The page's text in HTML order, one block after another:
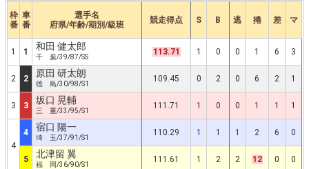
枠
番
車
番
選手名
府県/年齢/期別/級班
競走得点 S B 逃 捲 差 マ
1 1 和田 健太郎
千 葉/39/87/SS
113.71 1 0 0 1 6 3
2 2 原田 研太朗
徳 島/30/98/S1
109.45 0 2 0 6 2 1
3 3 坂口 晃輔
三 重/33/95/S1
111.71 1 0 0 1 1 1
4
4 宿口 陽一
埼 玉/37/91/S1
110.29 1 1 1 2 6 0
5 北津留 翼
福 岡/36/90/S1
111.61 1 2 2 12 0 0